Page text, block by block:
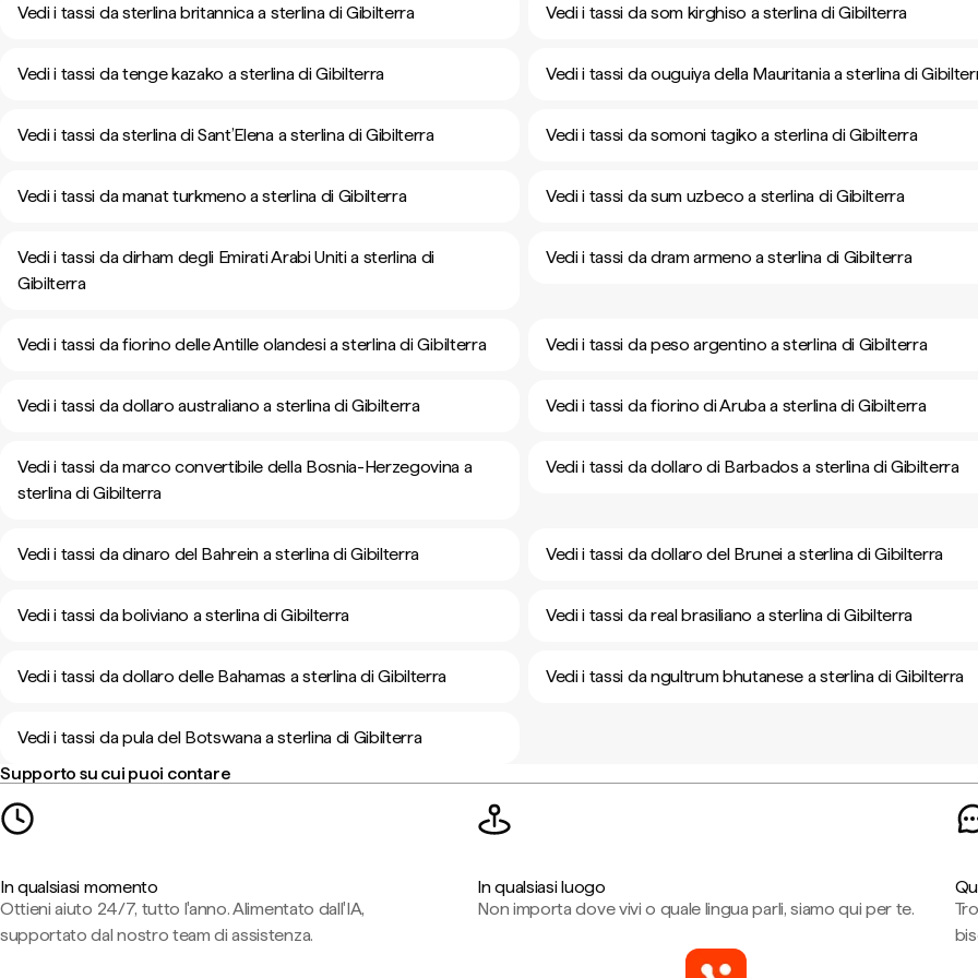
Vedi i tassi da sterlina britannica a sterlina di Gibilterra Vedi i tassi da som kirghiso a sterlina di Gibilterra
Vedi i tassi da tenge kazako a sterlina di Gibilterra Vedi i tassi da ouguiya della Mauritania a sterlina di
Vedi i tassi da sterlina di Sant’Elena a sterlina di Gibilterra Vedi i tassi da somoni tagiko a sterlina di Gibilterra
Vedi i tassi da manat turkmeno a sterlina di Gibilterra Vedi i tassi da sum uzbeco a sterlina di Gibilterra
Vedi i tassi da dirham degli Emirati Arabi Uniti a sterlina di
Gibilterra
Vedi i tassi da dram armeno a sterlina di Gibilterra
Vedi i tassi da fiorino delle Antille olandesi a sterlina di Gibilterra Vedi i tassi da peso argentino a sterlina di Gibilterra
Vedi i tassi da dollaro australiano a sterlina di Gibilterra Vedi i tassi da fiorino di Aruba a sterlina di Gibilterra
Vedi i tassi da marco convertibile della Bosnia-Herzegovina a
sterlina di Gibilterra
Vedi i tassi da dollaro di Barbados a sterlina di Gibilterra
Vedi i tassi da dinaro del Bahrein a sterlina di Gibilterra Vedi i tassi da dollaro del Brunei a sterlina di Gibilterra
Vedi i tassi da boliviano a sterlina di Gibilterra Vedi i tassi da real brasiliano a sterlina di Gibilterra
Vedi i tassi da dollaro delle Bahamas a sterlina di Gibilterra Vedi i tassi da ngultrum bhutanese a sterlina di Gibilterra
Vedi i tassi da pula del Botswana a sterlina di Gibilterra
Supporto su cui puoi contare
In qualsiasi momento
Ottieni aiuto 24/7, tutto l'anno. Alimentato dall'IA,
supportato dal nostro team di assistenza.
In qualsiasi luogo
Non importa dove vivi o quale lingua parli, siamo qui per te.